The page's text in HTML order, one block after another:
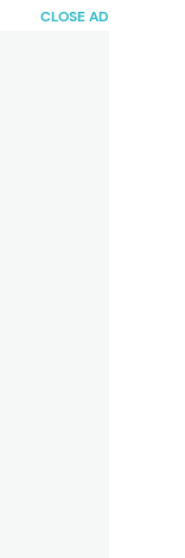
CLOSE AD